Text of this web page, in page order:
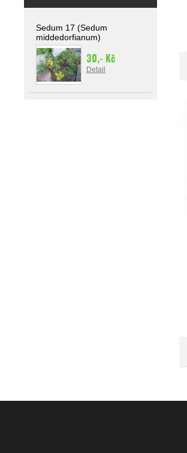
Sedum 17 (Sedum
middedorfianum)
30,- Kč
Detail